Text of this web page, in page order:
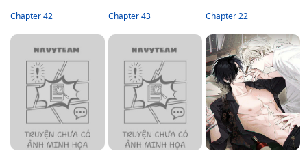
Chapter 42 Chapter 43 Chapter 22